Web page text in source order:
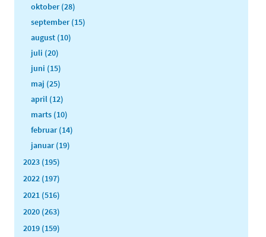
oktober (28)
september (15)
august (10)
juli (20)
juni (15)
maj (25)
april (12)
marts (10)
februar (14)
januar (19)
2023 (195)
2022 (197)
2021 (516)
2020 (263)
2019 (159)